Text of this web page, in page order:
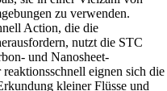
zu verwenden.
Action, die die
nutzt die STC
und Nanosheet-
eignen sich die
kleiner Flüsse und